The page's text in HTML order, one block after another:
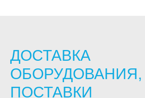
ДОСТАВКА
ОБОРУДОВАНИЯ,
ПОСТАВКИ